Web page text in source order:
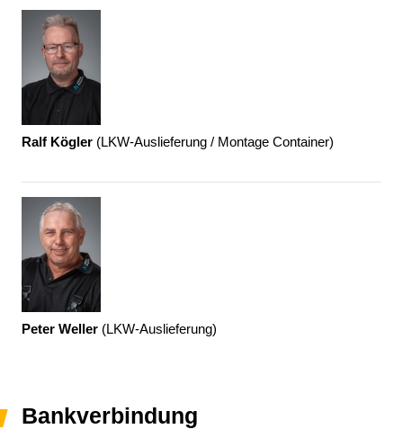
Ralf Kögler (LKW-Auslieferung / Montage Container)
Peter Weller (LKW-Auslieferung)
Bankverbindung